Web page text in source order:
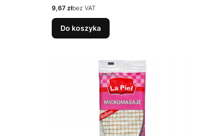
Cena
9,67 złbez VAT
Do koszyka